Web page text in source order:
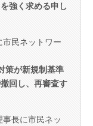
強く求める申し
民ネットワー
策が新規制基準
回し、再審査す
長に市民ネッ